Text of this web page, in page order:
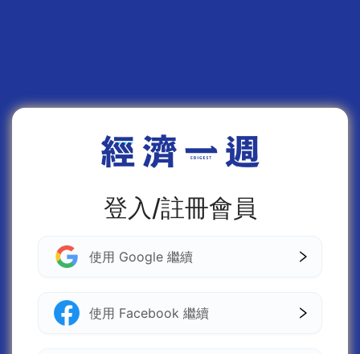
登入/註冊會員
使用 Google 繼續
使用 Facebook 繼續